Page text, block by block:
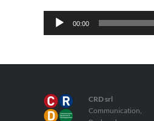
Lecteur
audio
00:00
CRD srl
Communication,